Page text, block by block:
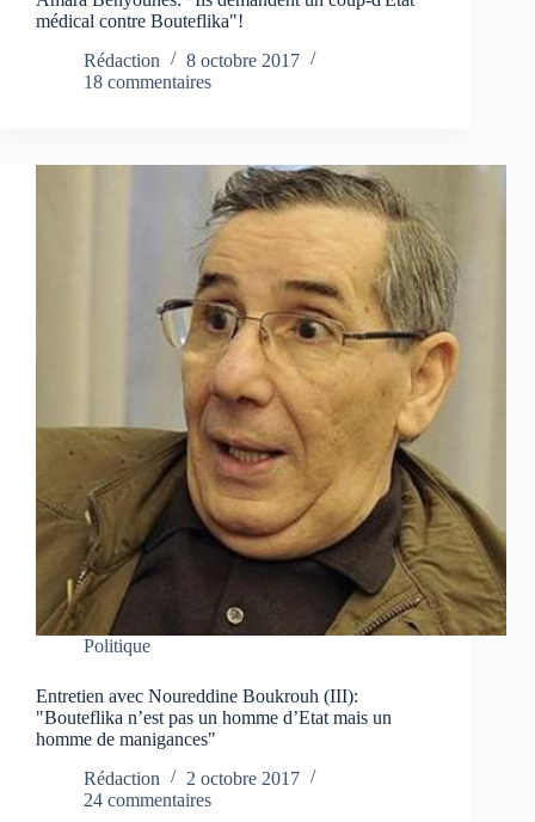
médical contre Bouteflika"!
Rédaction
8 octobre 2017
18 commentaires
Politique
Entretien avec Noureddine Boukrouh (III):
"Bouteflika n’est pas un homme d’Etat mais un
homme de manigances"
Rédaction
2 octobre 2017
24 commentaires